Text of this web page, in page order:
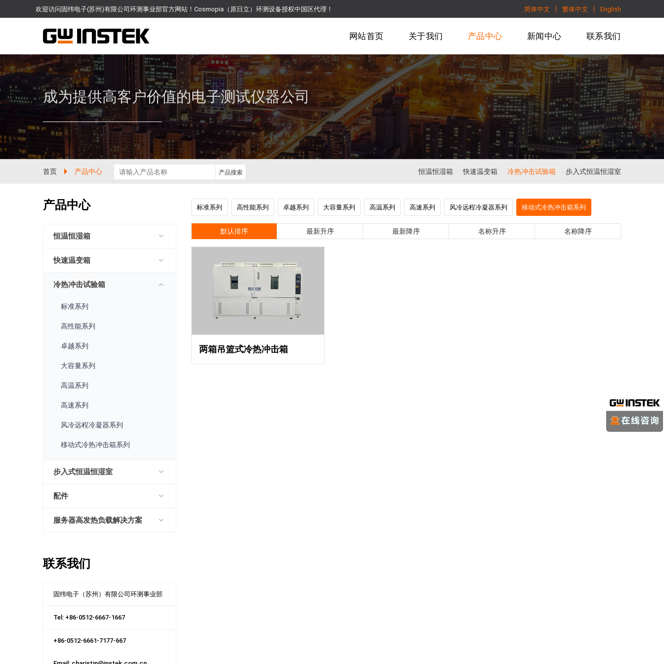
欢迎访问固纬电子(苏州)有限公司环测事业部官方网站！Cosmopia（原日立）环测设备授权中国区代理！ 简体中文 繁体中文 English
网站首页 关于我们 产品中心 新闻中心 联系我们
成为提供高客户价值的电子测试仪器公司
首页 产品中心 恒温恒湿箱 快速温变箱 冷热冲击试验箱 步入式恒温恒湿室
标准系列 高性能系列 卓越系列 大容量系列 高温系列 高速系列 风冷远程冷凝器系列 移动式冷热冲击箱系列
默认排序 最新升序 最新降序 名称升序 名称降序
两箱吊篮式冷热冲击箱
产品中心
恒温恒湿箱
快速温变箱
冷热冲击试验箱
标准系列
高性能系列
卓越系列
大容量系列
高温系列
高速系列
风冷远程冷凝器系列
移动式冷热冲击箱系列
步入式恒温恒湿室
配件
服务器高发热负载解决方案
联系我们
固纬电子（苏州）有限公司环测事业部
Tel: +86-0512-6667-1667
+86-0512-6661-7177-667